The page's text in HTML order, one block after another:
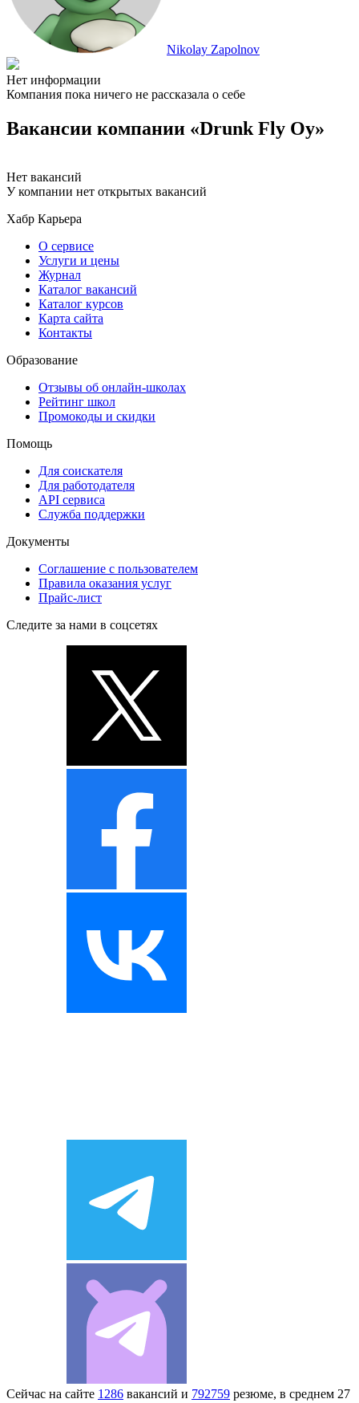
Nikolay Zapolnov
Нет информации
Компания пока ничего не рассказала о себе
Вакансии компании «Drunk Fly Oy»
Нет вакансий
У компании нет открытых вакансий
Хабр Карьера
О сервисе
Услуги и цены
Журнал
Каталог вакансий
Каталог курсов
Карта сайта
Контакты
Образование
Отзывы об онлайн-школах
Рейтинг школ
Промокоды и скидки
Помощь
Для соискателя
Для работодателя
API сервиса
Служба поддержки
Документы
Соглашение с пользователем
Правила оказания услуг
Прайс-лист
Следите за нами в соцсетях
Сейчас на сайте 1286 вакансий и 792759 резюме, в среднем 27